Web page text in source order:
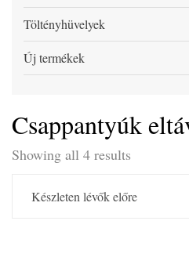
Töltényhüvelyek
Új termékek
Csappantyúk
Showing all 4 results
Készleten lévők előre